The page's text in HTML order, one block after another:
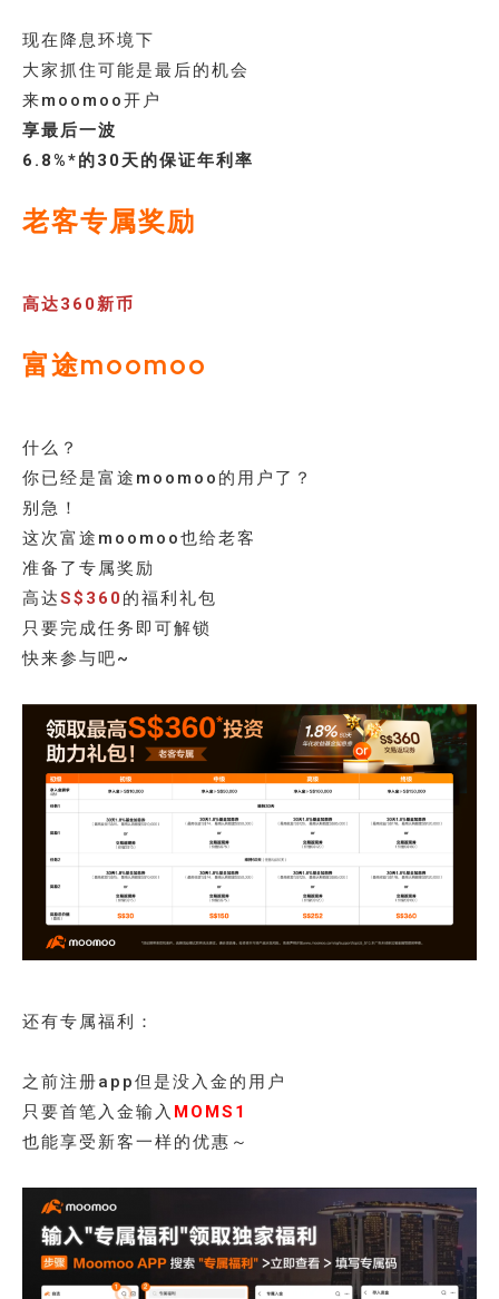
现在降息环境下
大家抓住可能是最后的机会
来moomoo开户
享最后一波
6.8%*的30天的保证年利率
老客专属奖励
高达360新币
富途moomoo
什么？
你已经是富途moomoo的用户了？
别急！
这次富途moomoo也给老客
准备了专属奖励
高达S$360 的福利礼包
只要完成任务即可解锁
快来参与吧~
还有专属福利：
之前注册app但是没入金的用户
只要首笔入金输入 MOMS1
也能享受新客一样的优惠～